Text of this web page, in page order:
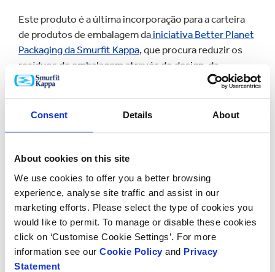
Consent Details About
About cookies on this site
We use cookies to offer you a better browsing
experience, analyse site traffic and assist in our
marketing efforts. Please select the type of cookies you
would like to permit. To manage or disable these cookies
click on ‘Customise Cookie Settings’. For more
information see our Cookie Policy and Privacy
Statement
Este produto é a última incorporação para a carteira
de produtos de embalagem da iniciativa Better Planet
Packaging da Smurfit Kappa, que procura reduzir os
resíduos de embalagem através do design, da
investigação, do desenvolvimento e da sua
experiência na indústria.
Patrick Oostveen, Diretor Geral da Patani Global Food
B.V, explicou que a “Smurfit Kappa realizou uma análise
da nossa cadeia de fornecimento para compreender
Tivemos a oportunidade de comparar a sua nova
solução com a que utilizávamos até agora e os
resultados mostram que a Thermo Box é um produto
realmente excelente que vai um passo mais à frente. A
temperatura média mantém-se, inclusive, mais baixa
e durante mais tempo do que ao utilizar soluções de